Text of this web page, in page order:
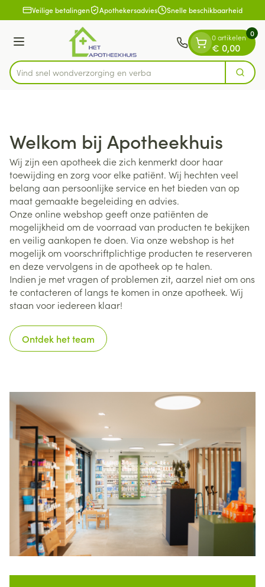
Ga naar de inhoud
1 van 1Veilige betalingen Apothekersadvies Snelle beschikbaarheid
Menu
Product, merk, categorie...
Vind Zoek
0 artikelen
€ 0,00
0
Welkom bij Apotheekhuis
Wij zijn een apotheek die zich kenmerkt door haar
toewijding en zorg voor elke patiënt. Wij hechten veel
belang aan persoonlijke service en het bieden van op
maat gemaakte begeleiding en advies.
Onze online webshop geeft onze patiënten de
mogelijkheid om de voorraad van producten te bekijken
en veilig aankopen te doen. Via onze webshop is het
mogelijk om voorschriftplichtige producten te reserveren
en deze vervolgens in de apotheek op te halen.
Indien je met vragen of problemen zit, aarzel niet om ons
te contacteren of langs te komen in onze apotheek. Wij
staan voor iedereen klaar!
Ontdek het team